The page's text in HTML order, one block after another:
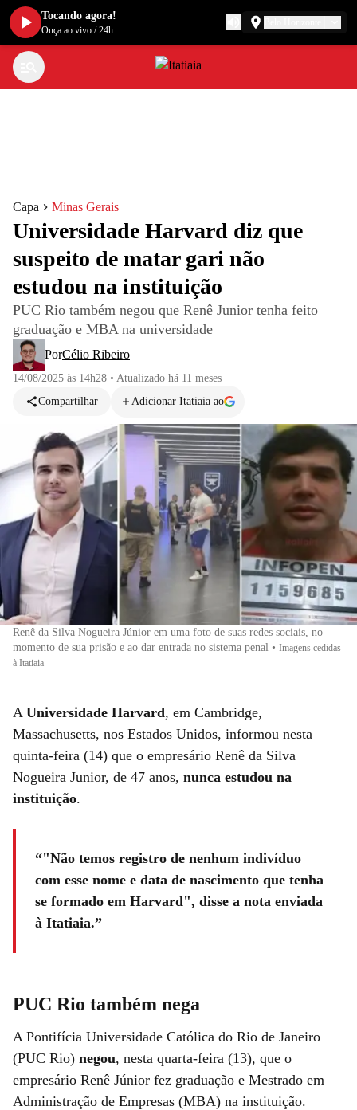
Capa Minas Gerais
Universidade Harvard diz que
suspeito de matar gari não
estudou na instituição
PUC Rio também negou que Renê Junior tenha feito
graduação e MBA na universidade
PorCélio Ribeiro
14/08/2025 às 14h28 • Atualizado há 11 meses
Compartilhar
Adicionar Itatiaia ao
Renê da Silva Nogueira Júnior em uma foto de suas redes sociais, no
momento de sua prisão e ao dar entrada no sistema penal • Imagens cedidas
à Itatiaia
A Universidade Harvard, em Cambridge,
Massachusetts, nos Estados Unidos, informou nesta
quinta-feira (14) que o empresário Renê da Silva
Nogueira Junior, de 47 anos, nunca estudou na
instituição.
"Não temos registro de nenhum indivíduo
com esse nome e data de nascimento que tenha
se formado em Harvard", disse a nota enviada
à Itatiaia.
PUC Rio também nega
A Pontifícia Universidade Católica do Rio de Janeiro
(PUC Rio) negou, nesta quarta-feira (13), que o
empresário Renê Júnior fez graduação e Mestrado em
Administração de Empresas (MBA) na instituição.
Tocando agora!
Ouça ao vivo /24h